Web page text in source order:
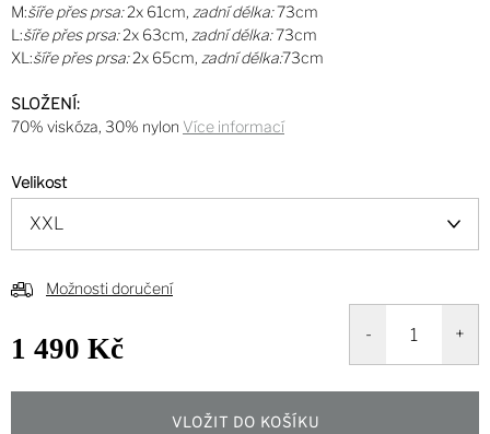
M:šíře přes prsa:2x 61cm, zadní délka:73cm
L:šíře přes prsa:2x 63cm, zadní délka:73cm
XL:šíře přes prsa:2x 65cm, zadní délka:73cm
SLOŽENÍ:
70% viskóza, 30% nylon Více informací
Velikost
Možnosti doručení
1 490 Kč
VLOŽIT DO KOŠÍKU